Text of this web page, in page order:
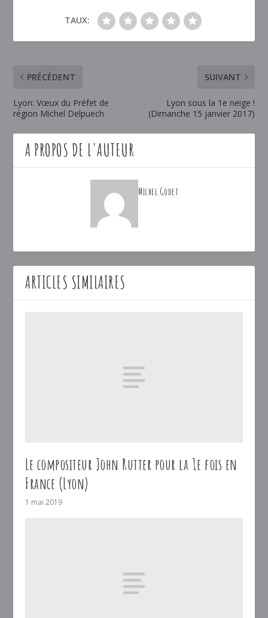
TAUX:
PRÉCÉDENT
Lyon: Vœux du Préfet de
région Michel Delpuech
SUIVANT
Lyon sous la 1e neige !
(Dimanche 15 janvier 2017)
A PROPOS DE L'AUTEUR
Michel Godet
ARTICLES SIMILAIRES
Le compositeur John Rutter pour la 1e fois en
France (Lyon)
1 mai 2019